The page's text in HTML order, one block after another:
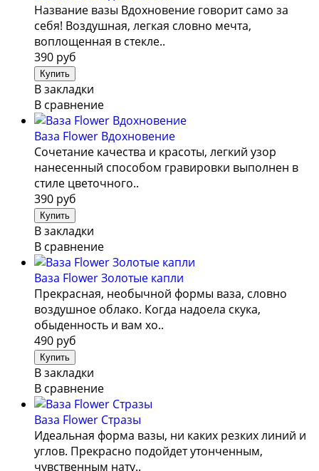
Название вазы Вдохновение говорит само за
себя! Воздушная, легкая словно мечта,
воплощенная в стекле..
390 руб
В закладки
В сравнение
Ваза Flower Вдохновение
Сочетание качества и красоты, легкий узор
нанесенный способом гравировки выполнен в
стиле цветочного..
390 руб
В закладки
В сравнение
Ваза Flower Золотые капли
Прекрасная, необычной формы ваза, словно
воздушное облако. Когда надоела скука,
обыденность и вам хо..
490 руб
В закладки
В сравнение
Ваза Flower Стразы
Идеальная форма вазы, ни каких резких линий и
углов. Прекрасно подойдет утонченным,
чувственным нату..